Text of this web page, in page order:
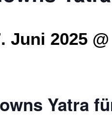
Juni 2025
Yatra